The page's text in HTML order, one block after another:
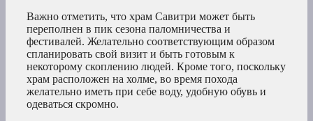
Важно отметить, что храм Савитри может быть
переполнен в пик сезона паломничества и
фестивалей. Желательно соответствующим образом
спланировать свой визит и быть готовым к
некоторому скоплению людей. Кроме того, поскольку
храм расположен на холме, во время похода
желательно иметь при себе воду, удобную обувь и
одеваться скромно.